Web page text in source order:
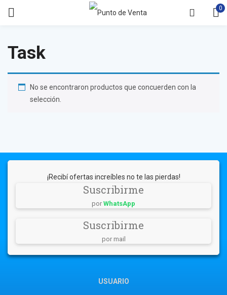
0
Task
No se encontraron productos que concuerden con la
selección.
¡Recibí ofertas increíbles no te las pierdas!
Suscribirme
por WhatsApp
Suscribirme
por mail
USUARIO